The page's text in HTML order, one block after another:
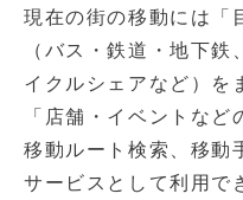
現在の街の移動には「
（バス・鉄道・地下
イクルシェアなど）を
「店舗・イベントな
移動ルート検索、移動
サービスとして利用で